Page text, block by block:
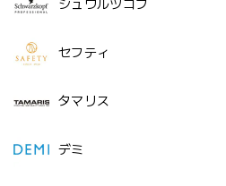
シュワルツコフ
セフティ
タマリス
デミ